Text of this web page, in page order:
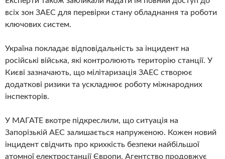
всіх зон ЗАЕС для перевірки стану обладнання та роботи
ключових систем.
Україна покладає відповідальність за інцидент на
російські війська, які контролюють територію станції. У
Києві зазначають, що мілітаризація ЗАЕС створює
додаткові ризики та ускладнює роботу міжнародних
інспекторів.
У МАГАТЕ вкотре підкреслили, що ситуація на
Запорізькій АЕС залишається напруженою. Кожен новий
інцидент свідчить про крихкість безпеки найбільшої
атомної електростанції Європи. Агентство продовжує